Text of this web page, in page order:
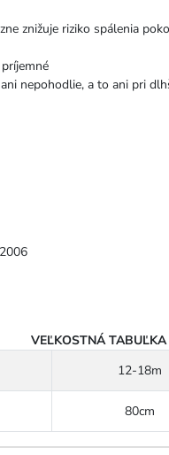
znižuje riziko spálenia
nepohodlie, a to ani pri
VEĽKOSTNÁ TABUĽKA
12-18m
80cm